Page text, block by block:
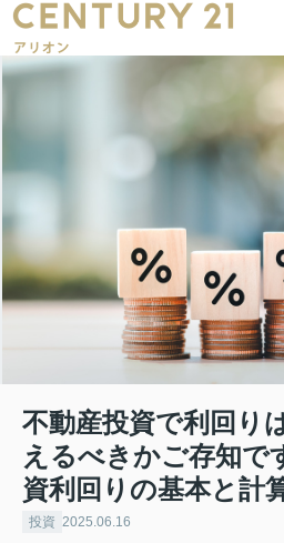
不動産投資で利回り
えるべきかご存知で
資利回りの基本と計
投資 2025.06.16